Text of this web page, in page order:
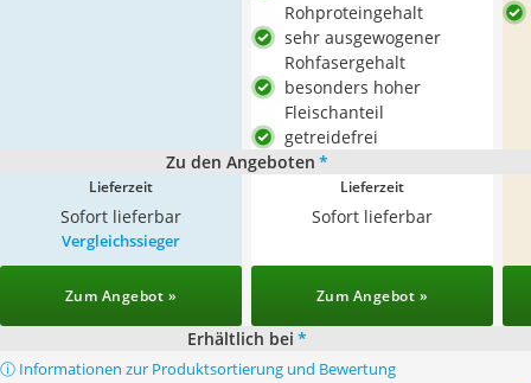
Rohproteingehalt
sehr ausgewogener
Rohfasergehalt
besonders hoher
Fleischanteil
getreidefrei
Zu den Angeboten *
Lieferzeit
Sofort lieferbar
Lieferzeit
Sofort lieferbar
Vergleichssieger
Zum Angebot » Zum Angebot »
Erhältlich bei *
ⓘ Informationen zur Produktsortierung und Bewertung